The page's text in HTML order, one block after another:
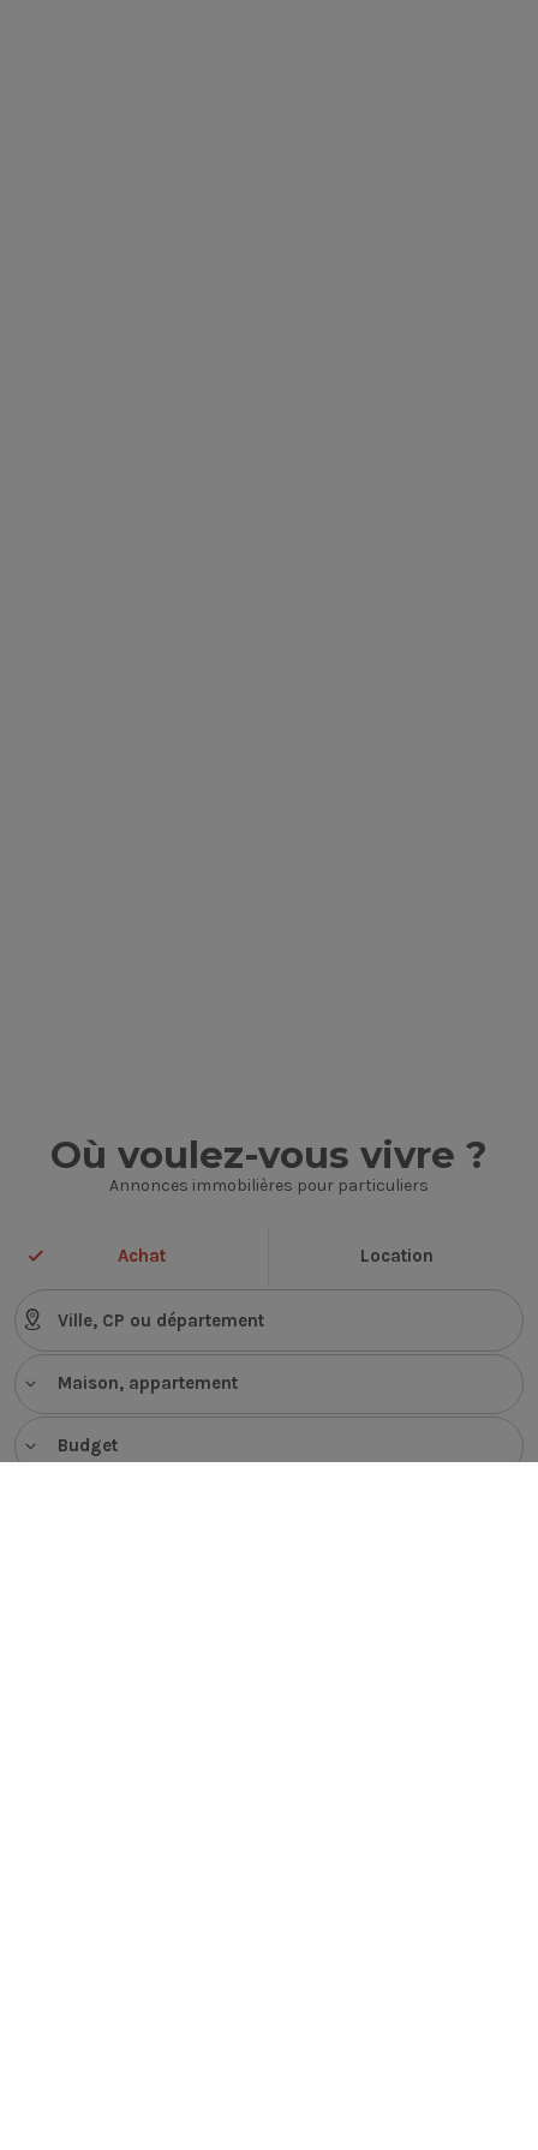
Où voulez-vous vivre ?
Annonces immobilières pour particuliers
Maison, appartement
Budget
Achat Location